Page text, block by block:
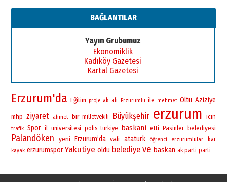
BAĞLANTILAR
Yayın Grubumuz
Ekonomiklik
Kadıköy Gazetesi
Kartal Gazetesi
Erzurum'da Eğitim proje ak ali Erzurumlu ile mehmet Oltu Aziziye
mhp ziyaret ahmet bir milletvekili Büyükşehir erzurum icin
trafik Spor il universitesi polis turkiye baskani etti Pasinler belediyesi
Palandöken yeni Erzurum’da vali ataturk öğrenci erzurumlular kar
kayak erzurumspor Yakutiye oldu belediye ve baskan ak parti parti